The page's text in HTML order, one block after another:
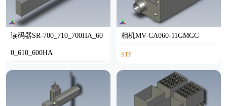
读码器SR-700_710_700HA_60
0_610_600HA
STP
相机MV-CA060-11GMGC
STP